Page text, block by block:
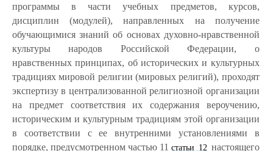
программы в части учебных предметов, курсов,
дисциплин (модулей), направленных на получение
обучающимися знаний об основах духовно-нравственной
культуры народов Российской Федерации, о
нравственных принципах, об исторических и культурных
традициях мировой религии (мировых религий), проходят
экспертизу в централизованной религиозной организации
на предмет соответствия их содержания вероучению,
историческим и культурным традициям этой организации
в соответствии с ее внутренними установлениями в
порядке, предусмотренном частью 11статьи 1 2 настоящего